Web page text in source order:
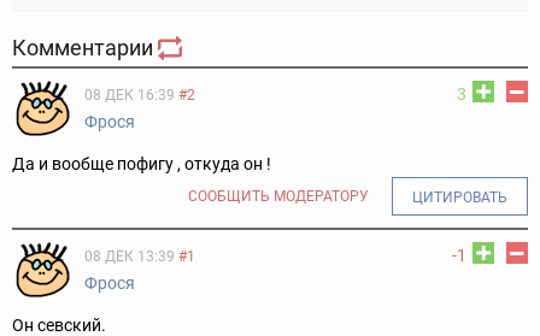
Комментарии
3
08 ДЕК 16:39 #2
Фpocя
Да и вообще пофигу , откуда он !
СООБЩИТЬ МОДЕРАТОРУ ЦИТИРОВАТЬ
-1
08 ДЕК 13:39 #1
Фpocя
Он севский.